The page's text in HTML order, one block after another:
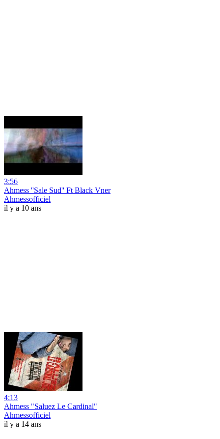
3:56
Ahmess ''Sale Sud'' Ft Black Vner
Ahmessofficiel
il y a 10 ans
4:13
Ahmess "Saluez Le Cardinal"
Ahmessofficiel
il y a 14 ans